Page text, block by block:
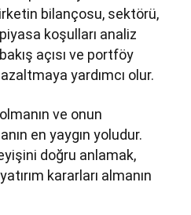
bilançosu, sektörü,
koşulları analiz
açısı ve portföy
yardımcı olur.
ve onun
en yaygın yoludur.
doğru anlamak,
kararları almanın